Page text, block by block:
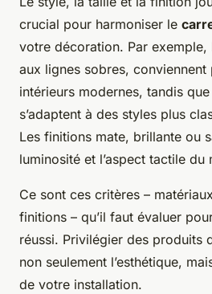
crucial pour harmoniser le
votre décoration. Par exemple,
aux lignes sobres, conviennent
intérieurs modernes, tandis
s’adaptent à des styles plus
Les finitions mate, brillante ou
luminosité et l’aspect tactile du
Ce sont ces critères –
finitions – qu’il faut évaluer
réussi. Privilégier des produits
non seulement l’esthétique,
de votre installation.